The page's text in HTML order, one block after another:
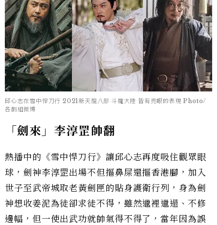
邱心志在雪中悍刀行 2021新天龍八部 斗羅大陸 皆有亮眼的表現 Photo/
各劇組微博
「劍來」李淳罡帥翻
熱播中的《雪中悍刀行》讓邱心志再度吸住觀眾眼
球，劍神李淳罡出場不但摳鼻屎還摳香港腳，加入
世子至武帝城取老黃劍匣的貼身護衛行列，身為劍
神想收姜泥為徒卻求徒不得，雖然邋裡邋遢、不修
邊幅，但一使出武功就帥氣得不得了，當年因為誤